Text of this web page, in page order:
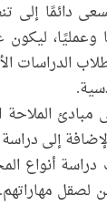
دائمًا
وعمليًا،
الدراسات
الملاحة
إلى
أنواع
لصقل